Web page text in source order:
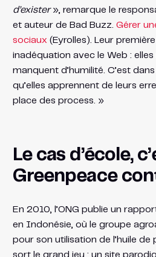
d’exister», remarque le
et auteur de Bad Buzz. Gérer
sociaux (Eyrolles). Leur
inadéquation avec le Web : elles
manquent d’humilité. C’est
qu’elles apprennent de leurs
place des process. »
Le cas d’école,
Greenpeace
En 2010, l’ONG publie un
en Indonésie, où le groupe
pour son utilisation de l’huile de
sort le grand jeu : un site